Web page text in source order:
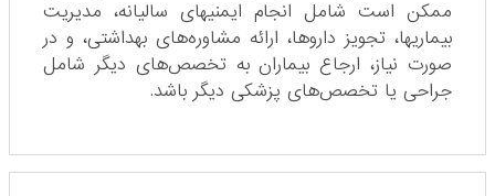
ممکن است شامل انجام ایمنیهای سالیانه، مدیریت
بیماریها، تجویز داروها، ارائه مشاوره‌های بهداشتی، و در
صورت نیاز، ارجاع بیماران به تخصص‌های دیگر شامل
جراحی یا تخصص‌های پزشکی دیگر باشد.